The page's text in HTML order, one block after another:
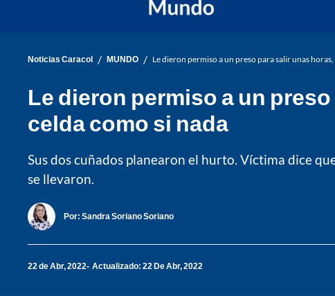
Noticias Caracol / MUNDO / Le dieron permiso a un preso para salir unas
Le dieron permiso a un
celda como si nada
Sus dos cuñados planearon el hurto. Víctima dice
se llevaron.
Por: Sandra Soriano Soriano
22 de Abr, 2022 Actualizado: 22 De Abr, 2022